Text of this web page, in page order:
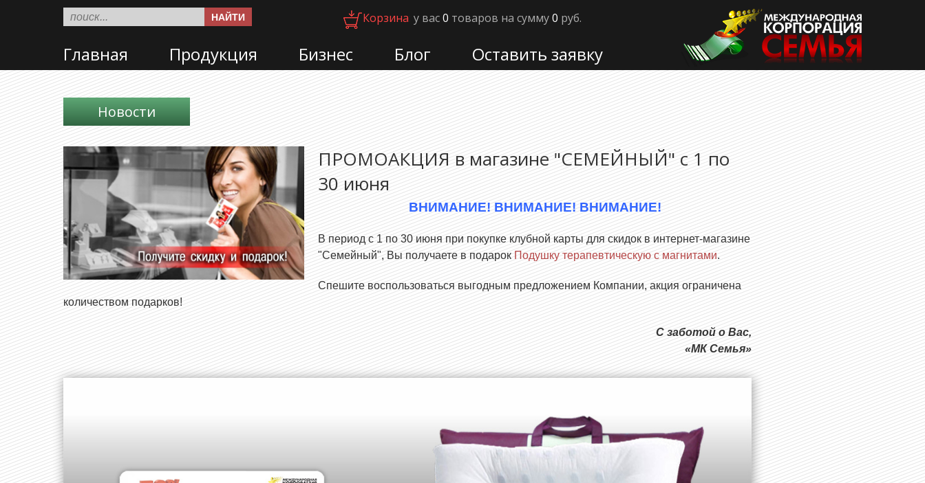
НАЙТИ Корзина у вас0 товаров на сумму0 руб.
Главная Продукция Бизнес Блог Оставить заявку
Новости
ПРОМОАКЦИЯ в магазине "СЕМЕЙНЫЙ" с 1 по
30 июня
ВНИМАНИЕ! ВНИМАНИЕ! ВНИМАНИЕ!
В период с 1 по 30 июня при покупке клубной карты для скидок в интернет-магазине
"Семейный", Вы получаете в подарок Подушку терапевтическую с магнитами.
Спешите воспользоваться выгодным предложением Компании, акция ограничена
количеством подарков!
С заботой о Вас,
«МК Семья»